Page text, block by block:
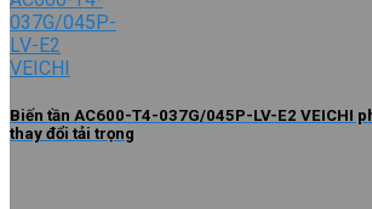
Biến tần AC600-T4-037G/045P-LV-E2 VEICHI
thay đổi tải trọng